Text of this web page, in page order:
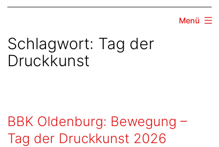
Menü
Schlagwort: Tag der
Druckkunst
BBK Oldenburg: Bewegung –
Tag der Druckkunst 2026